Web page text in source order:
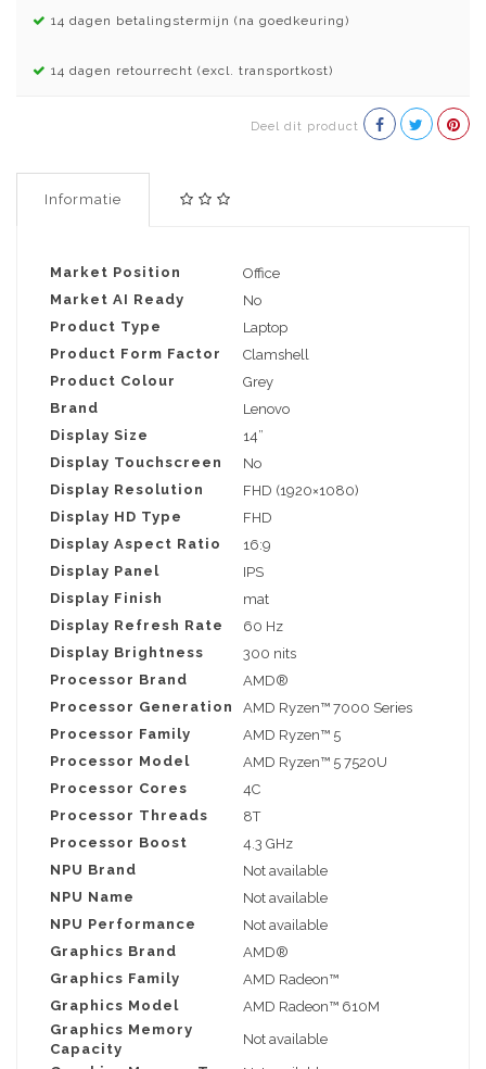
14 dagen betalingstermijn (na goedkeuring)
14 dagen retourrecht (excl. transportkost)
Deel dit product
Informatie
Market Position
Office
Market AI Ready
No
Product Type
Laptop
Product Form Factor
Clamshell
Product Colour
Grey
Brand
Lenovo
Display Size
14”
Display Touchscreen
No
Display Resolution
FHD (1920×1080)
Display HD Type
FHD
Display Aspect Ratio
16:9
Display Panel
IPS
Display Finish
mat
Display Refresh Rate
60 Hz
Display Brightness
300 nits
Processor Brand
AMD®
Processor Generation
AMD Ryzen™ 7000 Series
Processor Family
AMD Ryzen™ 5
Processor Model
AMD Ryzen™ 5 7520U
Processor Cores
4C
Processor Threads
8T
Processor Boost
4.3 GHz
NPU Brand
Not available
NPU Name
Not available
NPU Performance
Not available
Graphics Brand
AMD®
Graphics Family
AMD Radeon™
Graphics Model
AMD Radeon™ 610M
Graphics Memory
Capacity
Not available